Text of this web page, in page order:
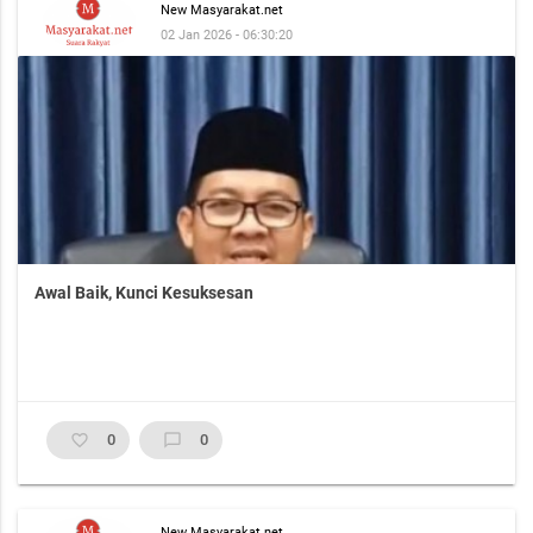
New Masyarakat.net
02 Jan 2026 - 06:30:20
Awal Baik, Kunci Kesuksesan
favorite_border 0 chat_bubble_outline 0